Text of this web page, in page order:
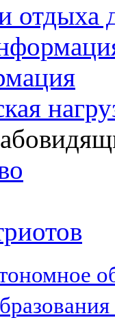
отдыха